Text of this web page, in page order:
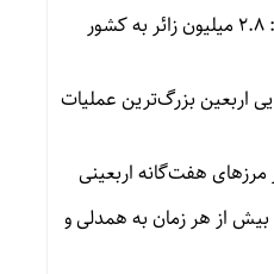
فرمانده قرارگاه اربعین: ۲.۸ میلیون زائر به کشور
اربعین بزرگ‌ترین عملیات
بیش از هر زمان به همدلی و